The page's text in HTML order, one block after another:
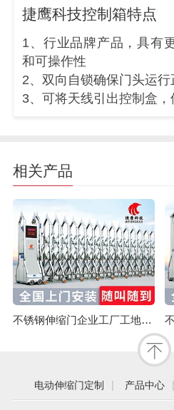
捷鹰科技控制箱特点
1、行业品牌产品，具有
和可操作性
2、双向自锁确保门头运行
3、可将天线引出控制盒
相关产品
不锈钢伸缩门企业工厂工地幼儿园电动大门平移自动无轨医院收缩门
电动伸缩门定制 | 产品中心 |